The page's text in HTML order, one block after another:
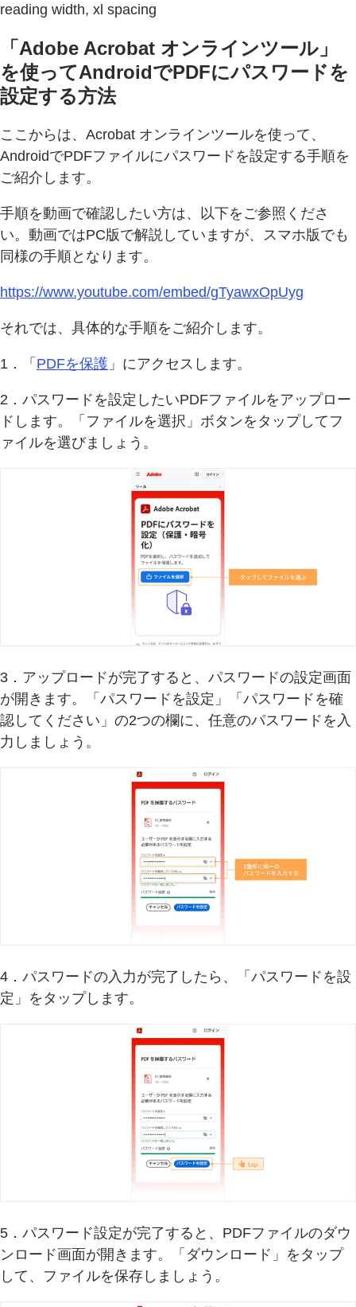
reading width, xl spacing
「Adobe Acrobat オンラインツール」
を使ってAndroidでPDFにパスワードを
設定する方法
ここからは、Acrobat オンラインツールを使って、
AndroidでPDFファイルにパスワードを設定する手順を
ご紹介します。
手順を動画で確認したい方は、以下をご参照くださ
い。動画ではPC版で解説していますが、スマホ版でも
同様の手順となります。
https://www.youtube.com/embed/gTyawxOpUyg
それでは、具体的な手順をご紹介します。
1．「 PDFを保護 」にアクセスします。
2．パスワードを設定したいPDFファイルをアップロー
ドします。「ファイルを選択」ボタンをタップしてフ
ァイルを選びましょう。
3．アップロードが完了すると、パスワードの設定画面
が開きます。「パスワードを設定」「パスワードを確
認してください」の2つの欄に、任意のパスワードを入
力しましょう。
4．パスワードの入力が完了したら、「パスワードを設
定」をタップします。
5．パスワード設定が完了すると、PDFファイルのダウ
ンロード画面が開きます。「ダウンロード」をタップ
して、ファイルを保存しましょう。